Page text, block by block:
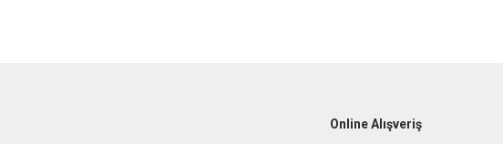
Online Alışveriş